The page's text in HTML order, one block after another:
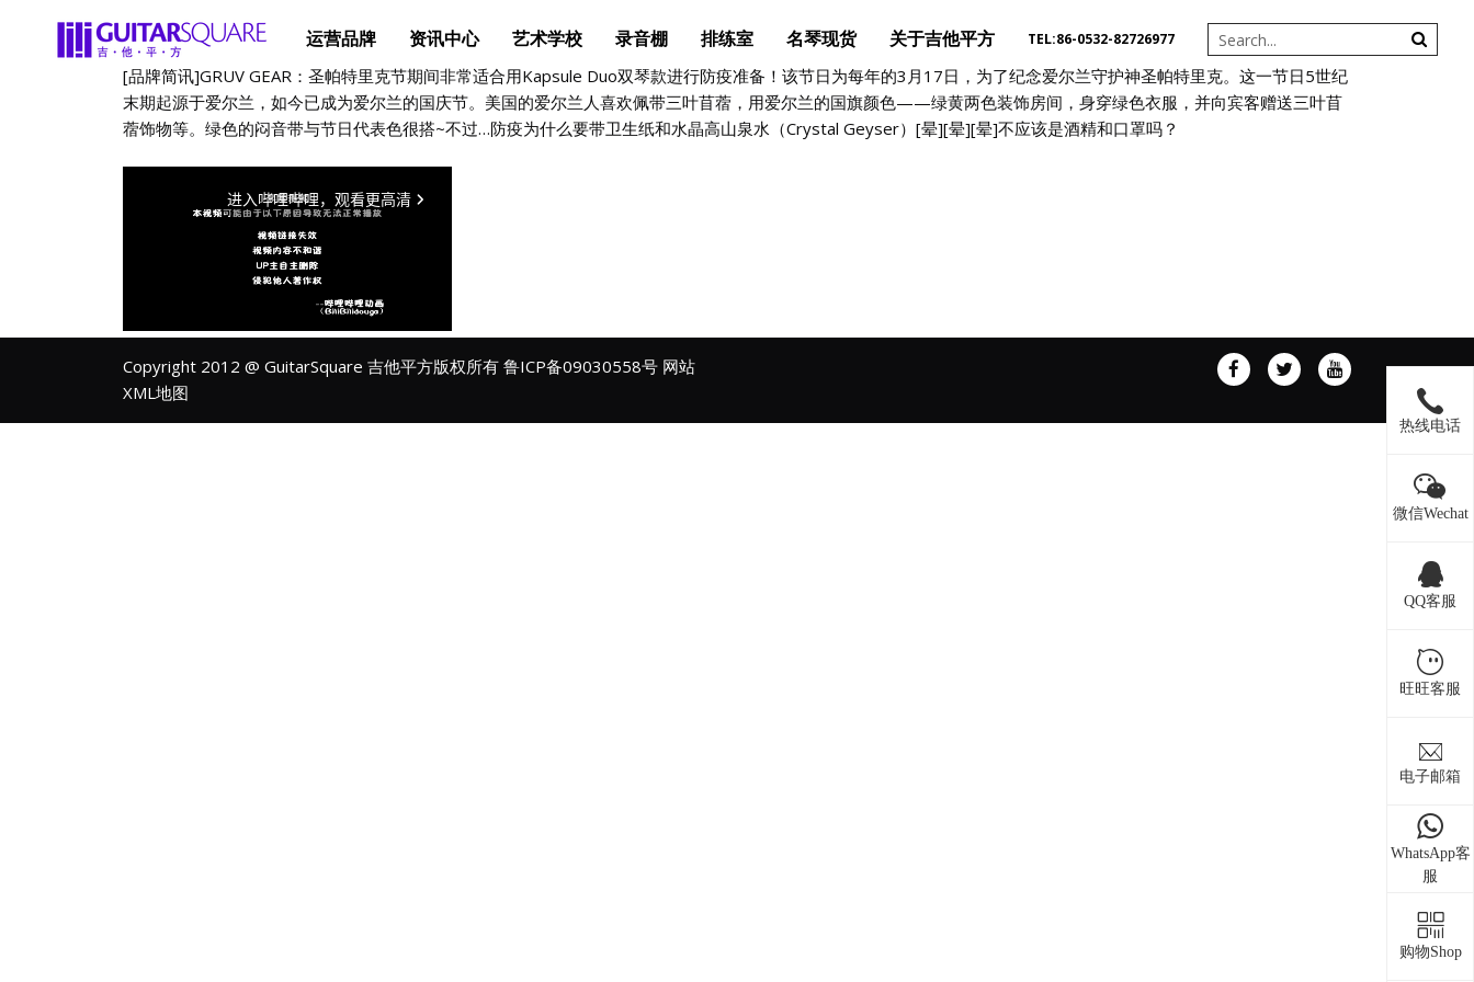
运营品牌 资讯中心 艺术学校 录音棚 排练室 名琴现货 关于吉他平方 TEL:86-0532-82726977
[品牌简讯]GRUV GEAR：圣帕特里克节期间非常适合用Kapsule Duo双琴款进行防疫准备！该节日为每年的3月17日，为了纪念爱尔兰守护神圣帕特里克。这一节日5世纪
末期起源于爱尔兰，如今已成为爱尔兰的国庆节。美国的爱尔兰人喜欢佩带三叶苜蓿，用爱尔兰的国旗颜色——绿黄两色装饰房间，身穿绿色衣服，并向宾客赠送三叶苜
蓿饰物等。绿色的闷音带与节日代表色很搭~不过…防疫为什么要带卫生纸和水晶高山泉水（Crystal Geyser）[晕][晕][晕]不应该是酒精和口罩吗？
热线电话
微信Wechat
QQ客服
旺旺客服
电子邮箱
WhatsApp客
服
购物Shop
Copyright 2012 @ GuitarSquare 吉他平方版权所有 鲁ICP备09030558号 网站
XML地图